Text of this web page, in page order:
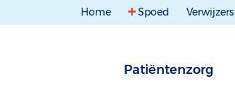
Home Spoed Verwijzers
Patiëntenzorg